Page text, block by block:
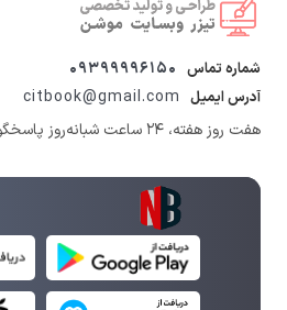
شماره تماس 09399996150
آدرس ایمیل citbook@gmail.com
هفت روز هفته، ۲۴ ساعت شبانه‌روز پاسخگوی شما هستیم.